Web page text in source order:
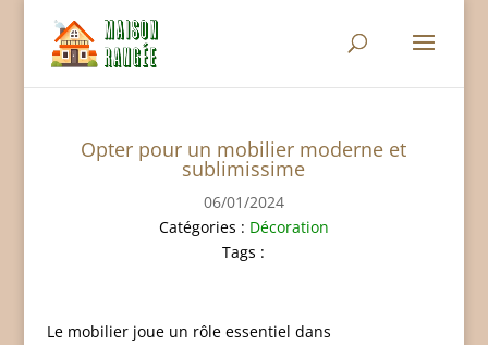
Opter pour un mobilier moderne et
sublimissime
06/01/2024
Catégories : Décoration
Tags :
Le mobilier joue un rôle essentiel dans